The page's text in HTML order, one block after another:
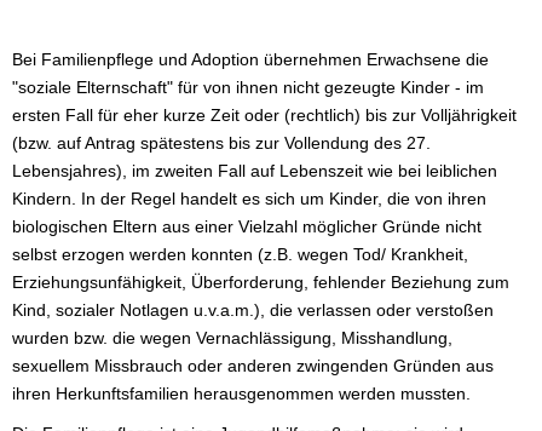
Bei Familienpflege und Adoption übernehmen Erwachsene die
"soziale Elternschaft" für von ihnen nicht gezeugte Kinder - im
ersten Fall für eher kurze Zeit oder (rechtlich) bis zur Volljährigkeit
(bzw. auf Antrag spätestens bis zur Vollendung des 27.
Lebensjahres), im zweiten Fall auf Lebenszeit wie bei leiblichen
Kindern. In der Regel handelt es sich um Kinder, die von ihren
biologischen Eltern aus einer Vielzahl möglicher Gründe nicht
selbst erzogen werden konnten (z.B. wegen Tod/ Krankheit,
Erziehungsunfähigkeit, Überforderung, fehlender Beziehung zum
Kind, sozialer Notlagen u.v.a.m.), die verlassen oder verstoßen
wurden bzw. die wegen Vernachlässigung, Misshandlung,
sexuellem Missbrauch oder anderen zwingenden Gründen aus
ihren Herkunftsfamilien herausgenommen werden mussten.